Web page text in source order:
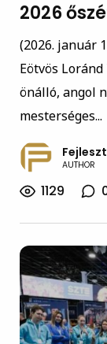
2026
(2026. január
Eötvös
önálló, angol
mesterséges...
AUTHOR
1129